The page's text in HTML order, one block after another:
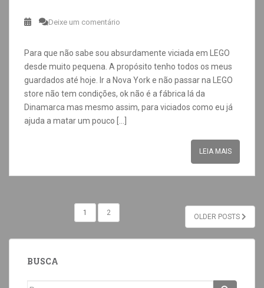
Deixe um comentário
Para que não sabe sou absurdamente viciada em LEGO
desde muito pequena. A propósito tenho todos os meus
guardados até hoje. Ir a Nova York e não passar na LEGO
store não tem condições, ok não é a fábrica lá da
Dinamarca mas mesmo assim, para viciados como eu já
ajuda a matar um pouco […]
LEIA MAIS
1 2 OLDER POSTS
BUSCA